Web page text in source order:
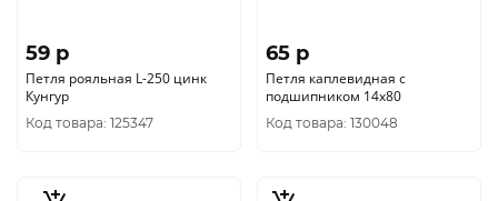
59 p
Петля рояльная L-250 цинк
Кунгур
Код товара: 125347
65 p
Петля каплевидная с
подшипником 14х80
Код товара: 130048